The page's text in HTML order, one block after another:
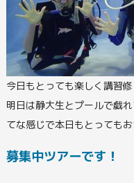
今日もとっても楽しく講習
明日は静大生とプールで戯
てな感じで本日もとっても
募集中ツアーです！